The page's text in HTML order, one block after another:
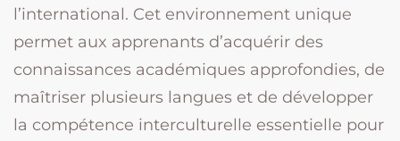
l’international. Cet environnement unique
permet aux apprenants d’acquérir des
connaissances académiques approfondies, de
maîtriser plusieurs langues et de développer
la compétence interculturelle essentielle pour